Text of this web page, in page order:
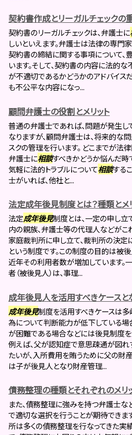
契約書作成とリーガルチェックの
契約書のリーガルチェックは、弁護士に
しいといえます。弁護士は法律の専門
契約書の締結に関する事項について、
います。そして、契約書の内容に法的
が不適切であるかどうかのアドバイス
も不公平な内容になっ...
顧問弁護士の役割とメリット
普通の弁護士であれば、問題が発生し
なりますが、顧問弁護士は、将来的な
スクの管理を行います。 どこまでが法
弁護士に相談すべきかどうか悩んだ
気軽に法的トラブルについて相談する
士がいれば、他社と...
法定成年後見制度とは？種類とメリ
法定成年後見制度とは、一定の申し立
内の親族、弁護士等の代理人などがこ
家庭裁判所に申し立て、裁判所の決定
という制度です。この制度の目的は被
近年その利用者数が増加しています。
者（被後見人）は、事理...
成年後見人を活用すべきケースと
成年後見制度を活用すべきケースは多
為について判断能力が低下している
が困難である場合などには後見制度を
例えば、父が認知症で意思疎通が図れ
たいが、入所費用を賄うために父の財
は子が後見人となり財産管理...
債務整理の種類とそれぞれのメリ
また、債務整理に強みを持つ弁護士な
で適切な選択を行うことが期待できま
所は多くの債務整理を行なってきた実